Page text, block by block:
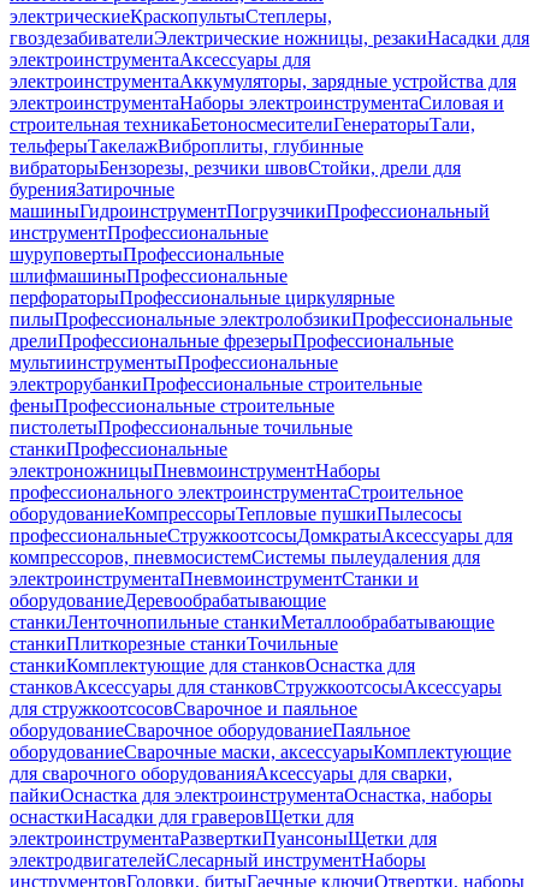
электрическиеКраскопультыСтеплеры,
гвоздезабивателиЭлектрические ножницы, резакиНасадки для
электроинструментаАксессуары для
электроинструментаАккумуляторы, зарядные устройства для
электроинструментаНаборы электроинструментаСиловая и
строительная техникаБетоносмесителиГенераторыТали,
тельферыТакелажВиброплиты, глубинные
вибраторыБензорезы, резчики швовСтойки, дрели для
буренияЗатирочные
машиныГидроинструментПогрузчикиПрофессиональный
инструментПрофессиональные
шуруповертыПрофессиональные
шлифмашиныПрофессиональные
перфораторыПрофессиональные циркулярные
пилыПрофессиональные электролобзикиПрофессиональные
дрелиПрофессиональные фрезерыПрофессиональные
мультиинструментыПрофессиональные
электрорубанкиПрофессиональные строительные
феныПрофессиональные строительные
пистолетыПрофессиональные точильные
станкиПрофессиональные
электроножницыПневмоинструментНаборы
профессионального электроинструментаСтроительное
оборудованиеКомпрессорыТепловые пушкиПылесосы
профессиональныеСтружкоотсосыДомкратыАксессуары для
компрессоров, пневмосистемСистемы пылеудаления для
электроинструментаПневмоинструментСтанки и
оборудованиеДеревообрабатывающие
станкиЛенточнопильные станкиМеталлообрабатывающие
станкиПлиткорезные станкиТочильные
станкиКомплектующие для станковОснастка для
станковАксессуары для станковСтружкоотсосыАксессуары
для стружкоотсосовСварочное и паяльное
оборудованиеСварочное оборудованиеПаяльное
оборудованиеСварочные маски, аксессуарыКомплектующие
для сварочного оборудованияАксессуары для сварки,
пайкиОснастка для электроинструментаОснастка, наборы
оснасткиНасадки для граверовЩетки для
электроинструментаРазверткиПуансоныЩетки для
электродвигателейСлесарный инструментНаборы
инструментовГоловки, битыГаечные ключиОтвертки, наборы